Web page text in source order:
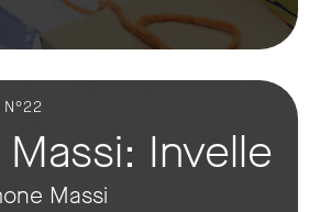
Invelle
Massi